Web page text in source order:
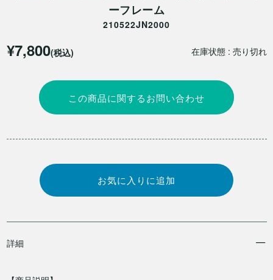
ーフレーム
210522JN2000
在庫状態 : 売り切れ
¥7,800(税込)
この商品に関するお問い合わせ
詳細